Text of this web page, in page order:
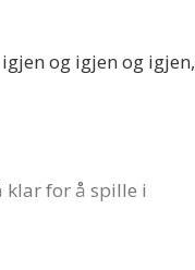
og igjen og igjen,
klar for å spille i